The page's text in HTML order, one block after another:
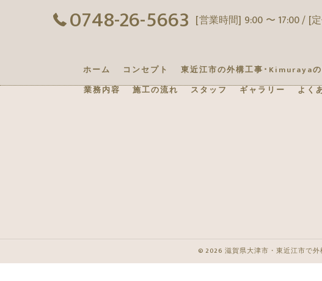
0748-26-5663 [営業時間] 9:00 〜 17:00 / [
ホーム コンセプト 東近江市の外構工事･Kimuraya
業務内容
施工の流れ スタッフ ギャラリー よく
© 2026 滋賀県大津市・東近江市で外